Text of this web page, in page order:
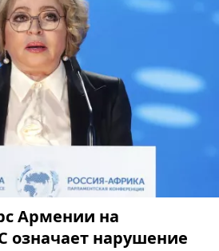
Армении на
означает нарушение